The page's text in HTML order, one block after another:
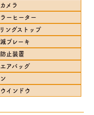
メラ
ーヒーター
ングストップ
ブレーキ
止装置
アバッグ
インドウ